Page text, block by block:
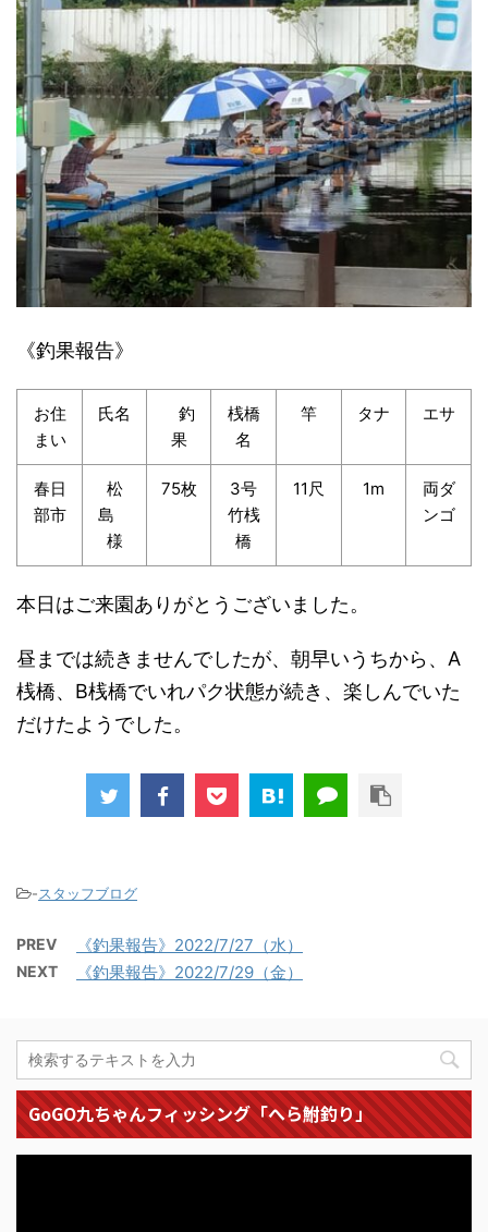
《釣果報告》
お住
まい
氏名
釣
果
桟橋
名
竿 タナ エサ
春日
部市
松
島
様
75枚
3号
竹桟
橋
11尺 1m
両ダ
ンゴ
本日はご来園ありがとうございました。
昼までは続きませんでしたが、朝早いうちから、A
桟橋、B桟橋でいれパク状態が続き、楽しんでいた
だけたようでした。
-スタッフブログ
PREV 《釣果報告》2022/7/27（水）
NEXT 《釣果報告》2022/7/29（金）
GoGO九ちゃんフィッシング「へら鮒釣り」